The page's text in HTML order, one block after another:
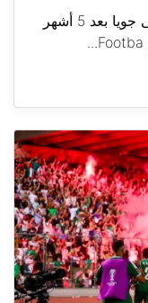
خاص Football Lebanon | صفوان إلى جويا بعد 5 أشهر